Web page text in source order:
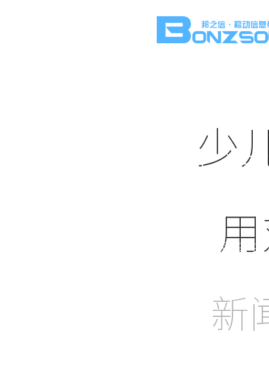
新
实时更新
少
新